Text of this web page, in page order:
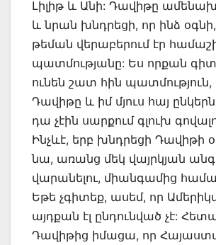
Լիլիթ և Անի: Դավիթը
և նրան խնդրեցի, որ ինձ
թեման վերաբերում էր
պատմությանը: Ես որքան
ունեն շատ հին պատմություն,
Դավիթը և իմ մյուս հայ
դա չէին սարքում գլուխ
Ինչևէ, երբ խնդրեցի Դավիթի
նա, առանց մեկ վայրկյան
վարանելու, միանգամից
Եթե չգիտեք, ասեմ, որ
այդքան էլ ընդունված չէ:
Դավիթից իմացա, որ